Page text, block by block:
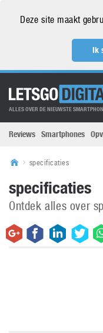
Deze site maakt
Ik
ALLES OVER DE NIEUWSTE
Reviews Smartphones
specificaties
specificaties
Ontdek alles over